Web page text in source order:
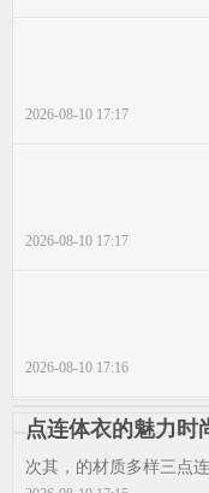
2026-08-10 17:17
2026-08-10 17:17
2026-08-10 17:16
点连体衣的魅力时
次其，的材质多样三点